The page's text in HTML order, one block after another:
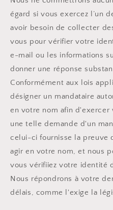
égard si vous exercez l’un
avoir besoin de collecter
vous pour vérifier votre
e-mail ou les informations
donner une réponse
Conformément aux lois
désigner un mandataire
en votre nom afin
une telle demande d'un
celui-ci fournisse la preuve
agir en votre nom, et nous
vous vérifiiez votre identité
Nous répondrons à votre
délais, comme l'exige la